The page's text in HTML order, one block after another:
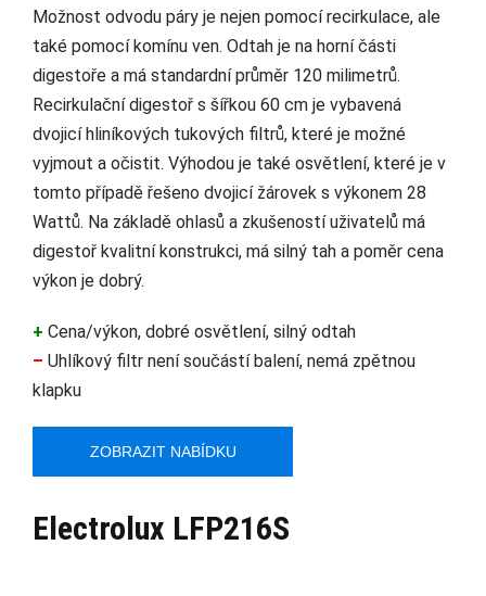
Možnost odvodu páry je nejen pomocí recirkulace, ale
také pomocí komínu ven. Odtah je na horní části
digestoře a má standardní průměr 120 milimetrů.
Recirkulační digestoř s šířkou 60 cm je vybavená
dvojicí hliníkových tukových filtrů, které je možné
vyjmout a očistit. Výhodou je také osvětlení, které je v
tomto případě řešeno dvojicí žárovek s výkonem 28
Wattů. Na základě ohlasů a zkušeností uživatelů má
digestoř kvalitní konstrukci, má silný tah a poměr cena
výkon je dobrý.
+ Cena/výkon, dobré osvětlení, silný odtah
– Uhlíkový filtr není součástí balení, nemá zpětnou
klapku
ZOBRAZIT NABÍDKU
Electrolux LFP216S